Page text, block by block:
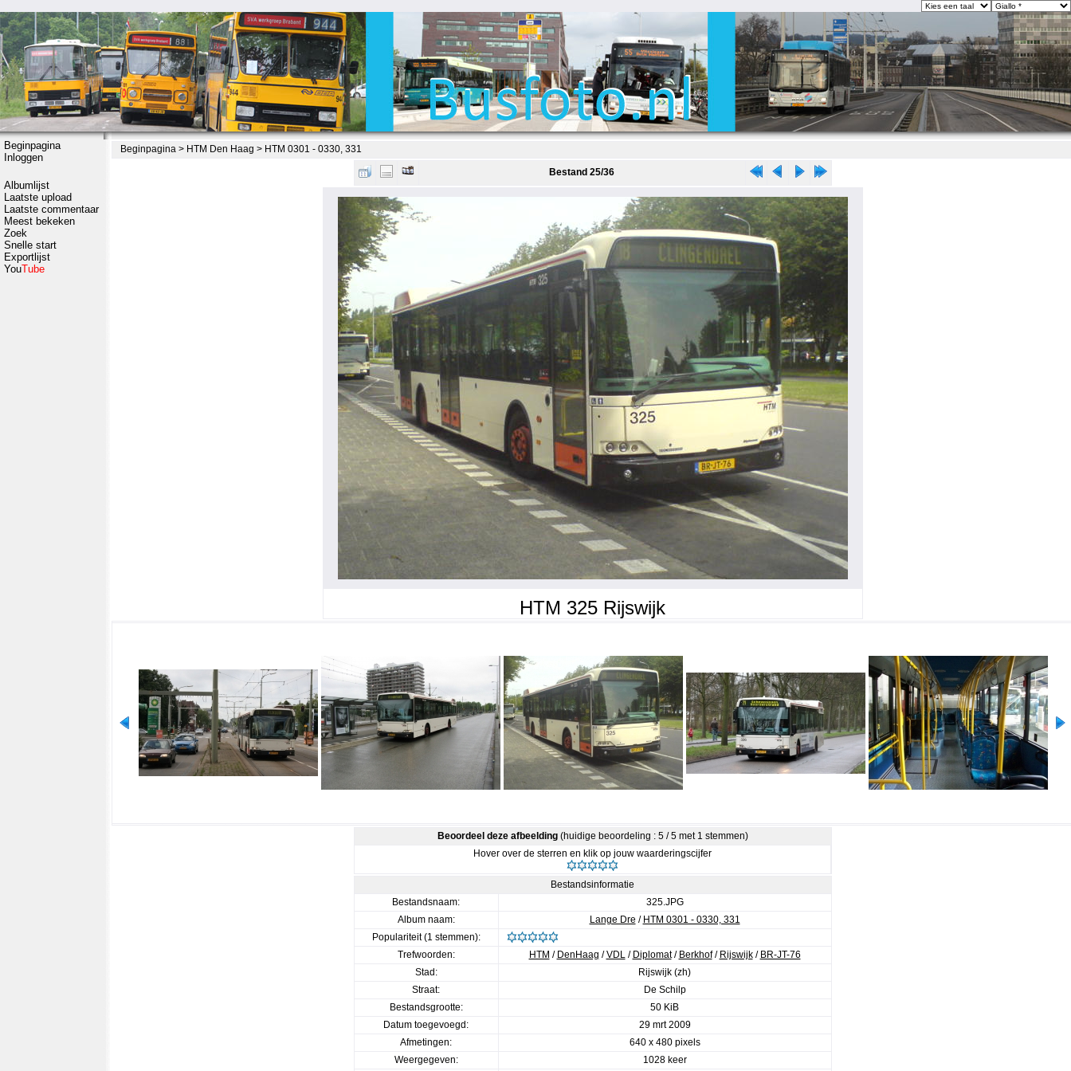
Beginpagina
Inloggen
Albumlijst
Laatste upload
Laatste commentaar
Meest bekeken
Zoek
Snelle start
Exportlijst
YouTube
Beginpagina > HTM Den Haag > HTM 0301 - 0330, 331
Bestand 25/36
HTM 325 Rijswijk
Beoordeel deze afbeelding(huidige beoordeling : 5 / 5 met 1 stemmen)
Hover over de sterren en klik op jouw waarderingscijfer
Bestandsinformatie
Bestandsnaam:
325.JPG
Album naam:
Lange Dre / HTM 0301 - 0330, 331
Populariteit (1 stemmen):
Trefwoorden:
HTM / DenHaag /VDL/ Diplomat/ Berkhof/ Rijswijk/ BR-JT-76
Stad:
Rijswijk (zh)
Straat:
De Schilp
Bestandsgrootte:
50 KiB
Datum toegevoegd:
29 mrt 2009
Afmetingen:
640 x 480 pixels
Weergegeven:
1028 keer